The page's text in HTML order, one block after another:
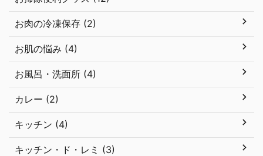
お肉の冷凍保存 (2)
お肌の悩み (4)
お風呂・洗面所 (4)
カレー (2)
キッチン (4)
キッチン・ド・レミ (3)